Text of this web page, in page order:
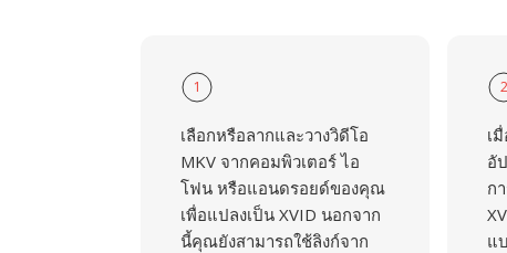
1
เลือกหรือลากและวางวิดีโอ
MKV จากคอมพิวเตอร์ ไอ
โฟน หรือแอนดรอยด์ของคุณ
เพื่อแปลงเป็น XVID นอกจาก
นี้คุณยังสามารถใช้ลิงก์จาก
2
เ
อั
ก
แ